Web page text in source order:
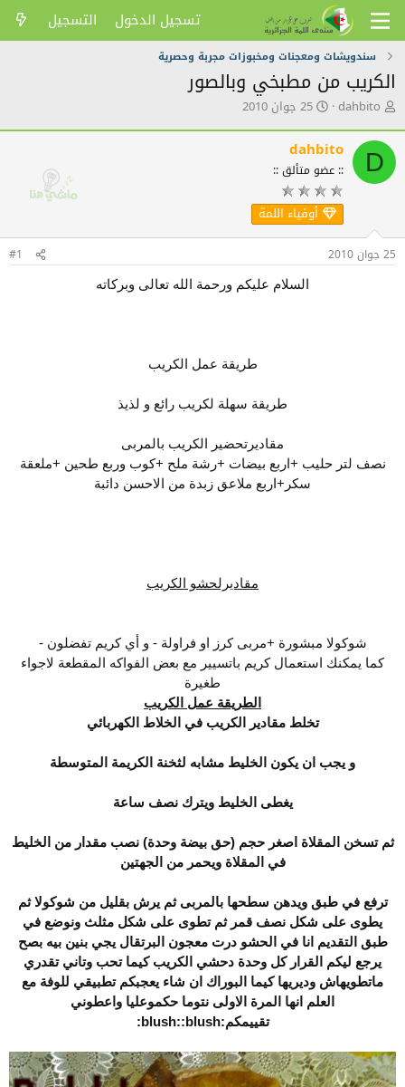
تسجيل الدخول التسجيل
سندويشات ومعجنات ومخبوزات مجربة وحصرية
الكريب من مطبخي وبالصور
ك
ت
ب
ا
ل
ض
و
ع
dahbito ت
ر
ي
خ
ل
ن
ش
25 جوان 2010
D
dahbito
:: عضو متألق ::
أوفياء اللمة
25 جوان 2010 #1
السلام عليكم ورحمة الله تعالى وبركاته
طريقة عمل الكريب
طريقة سهلة لكريب رائع و لذيذ
مقاديرتحضير الكريب بالمربى
نصف لتر حليب +اربع بيضات +رشة ملح +كوب وربع طحين +ملعقة
سكر+اربع ملاعق زبدة من الاحسن دائبة
مقاديرلحشو الكريب
شوكولا مبشورة +مربى كرز او فراولة - و أي كريم تفضلون -
كما يمكنك استعمال كريم باتسيير مع بعض الفواكه المقطعة لاجواء
طغيرة
الطريقة عمل الكريب
تخلط مقادير الكريب في الخلاط الكهربائي
و يجب ان يكون الخليط مشابه لثخنة الكريمة المتوسطة
يغطى الخليط ويترك نصف ساعة
ثم تسخن المقلاة اصغر حجم (حق بيضة وحدة) نصب مقدار من الخليط
في المقلاة ويحمر من الجهتين
ترفع في طبق ويدهن سطحها بالمربى ثم يرش بقليل من شوكولا ثم
يطوى على شكل نصف قمر ثم تطوى على شكل مثلث ونوضع في
طبق التقديم انا في الحشو درت معجون البرتقال يجي بنين بيه بصح
يرجع ليكم القرار كل وحدة دحشي الكريب كيما تحب وتاني تقدري
ماتطويهاش وديريها كيما البوراك ان شاء يعجبكم تطبيقي للوفة مع
العلم انها المرة الاولى نتوما حكموعليا واعطوني
تقييمكم:blush::blush: